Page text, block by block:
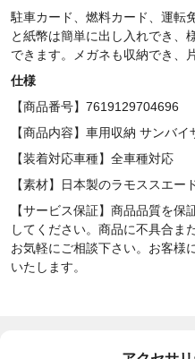
駐車カード、燃料カード、運転
と紙幣は簡単に出し入れでき、
できます。メガネも収納でき、
仕様
【商品番号】7619129704696
【商品内容】車用収納 サンバイ
【装着対応車種】全車種対応
【素材】
日本製のラモススエー
【サービス保証】商品品質を保
してください。商品に不具合ま
お気軽にご相談下さい。お客様
いたします。